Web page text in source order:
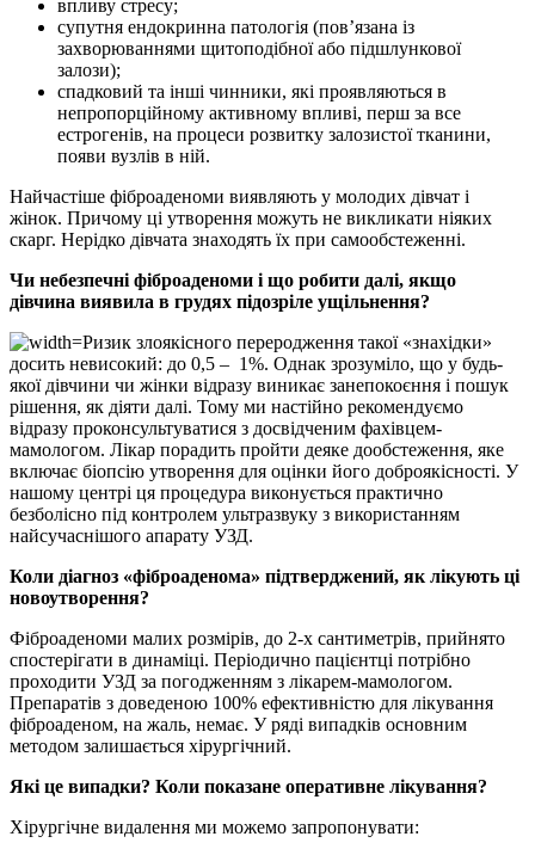
впливу стресу;
супутня ендокринна патологія (пов’язана із
захворюваннями щитоподібної або підшлункової
залози);
спадковий та інші чинники, які проявляються в
непропорційному активному впливі, перш за все
естрогенів, на процеси розвитку залозистої тканини,
появи вузлів в ній.
Найчастіше фіброаденоми виявляють у молодих дівчат і
жінок. Причому ці утворення можуть не викликати ніяких
скарг. Нерідко дівчата знаходять їх при самообстеженні.
Чи небезпечні фіброаденоми і що робити далі, якщо
дівчина виявила в грудях підозріле ущільнення?
Ризик злоякісного переродження такої «знахідки»
досить невисокий: до 0,5 – 1%. Однак зрозуміло, що у будь-
якої дівчини чи жінки відразу виникає занепокоєння і пошук
рішення, як діяти далі. Тому ми настійно рекомендуємо
відразу проконсультуватися з досвідченим фахівцем-
мамологом. Лікар порадить пройти деяке дообстеження, яке
включає біопсію утворення для оцінки його доброякісності. У
нашому центрі ця процедура виконується практично
безболісно під контролем ультразвуку з використанням
найсучаснішого апарату УЗД.
Коли діагноз «фіброаденома» підтверджений, як лікують ці
новоутворення?
Фіброаденоми малих розмірів, до 2-х сантиметрів, прийнято
спостерігати в динаміці. Періодично пацієнтці потрібно
проходити УЗД за погодженням з лікарем-мамологом.
Препаратів з доведеною 100% ефективністю для лікування
фіброаденом, на жаль, немає. У ряді випадків основним
методом залишається хірургічний.
Які це випадки? Коли показане оперативне лікування?
Хірургічне видалення ми можемо запропонувати: